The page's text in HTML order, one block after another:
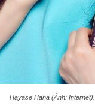
Hayase Hana (Ảnh: Internet).